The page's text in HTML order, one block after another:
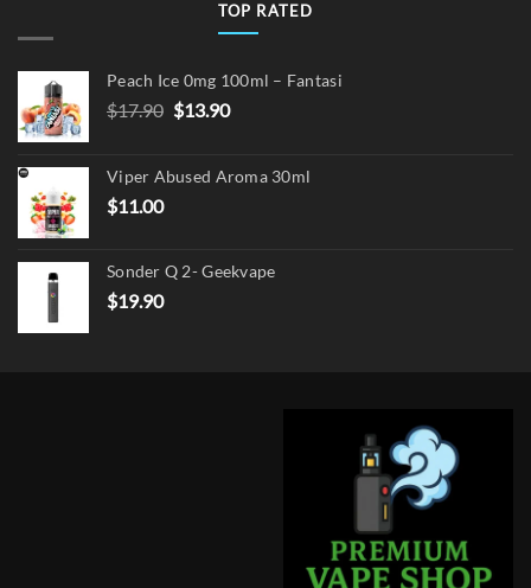
TOP RATED
Peach Ice 0mg 100ml – Fantasi
$17.90 Original
$17.90.
$13.90Current
$13.90.
Viper Abused Aroma 30ml
$11.00
Sonder Q 2- Geekvape
$19.90